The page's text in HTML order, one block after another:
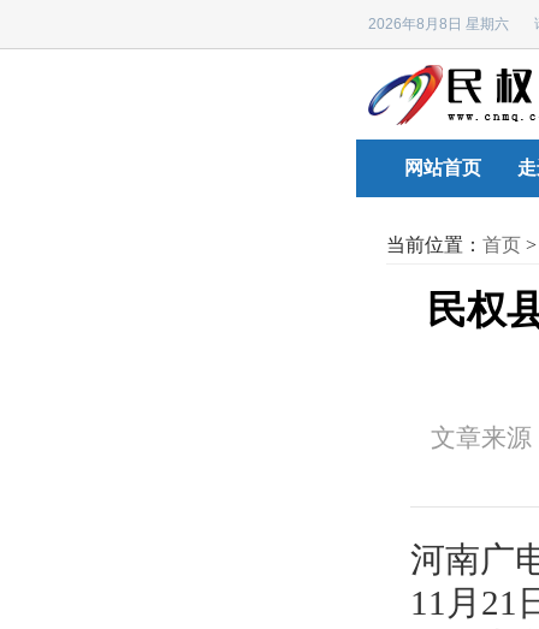
2026年8月8日 星期六
网站首页
当前位置： 首页
民权
文章来
河南广
11月21